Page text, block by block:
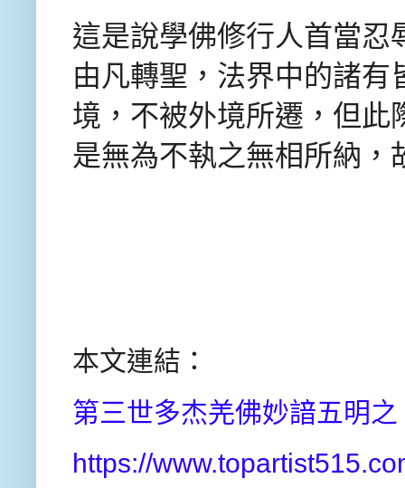
這是說學佛修行人首當忍
由凡轉聖，法界中的諸
境，不被外境所遷，但此
是無為不執之無相所納，
本文連結：
第三世多杰羌佛妙諳五明
https://